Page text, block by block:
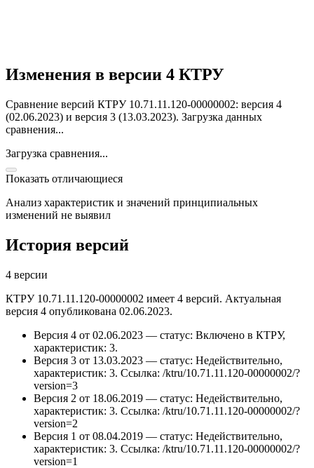
Изменения в версии 4 КТРУ
Сравнение версий КТРУ 10.71.11.120-00000002: версия 4
(02.06.2023) и версия 3 (13.03.2023). Загрузка данных
сравнения...
Загрузка сравнения...
Показать отличающиеся
Анализ характеристик и значений принципиальных
изменений не выявил
История версий
4 версии
КТРУ 10.71.11.120-00000002 имеет 4 версий. Актуальная
версия 4 опубликована 02.06.2023.
Версия 4 от 02.06.2023 — статус: Включено в КТРУ,
характеристик: 3.
Версия 3 от 13.03.2023 — статус: Недействительно,
характеристик: 3. Ссылка: /ktru/10.71.11.120-00000002/?
version=3
Версия 2 от 18.06.2019 — статус: Недействительно,
характеристик: 3. Ссылка: /ktru/10.71.11.120-00000002/?
version=2
Версия 1 от 08.04.2019 — статус: Недействительно,
характеристик: 3. Ссылка: /ktru/10.71.11.120-00000002/?
version=1